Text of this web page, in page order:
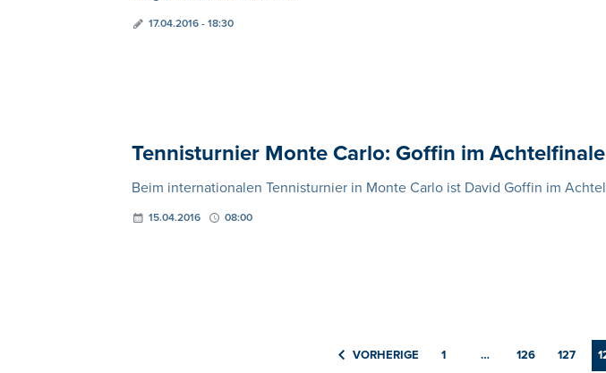
17.04.2016 - 18:30
Tennisturnier Monte Carlo: Goffin im
Beim internationalen Tennisturnier in Monte Carlo ist David Goffin im
15.04.2016 08:00
VORHERIGE 1 … 126 127